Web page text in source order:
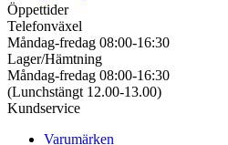
Öppettider
Telefonväxel
Måndag-fredag 08:00-16:30
Lager/Hämtning
Måndag-fredag 08:00-16:30
(Lunchstängt 12.00-13.00)
Kundservice
Varumärken